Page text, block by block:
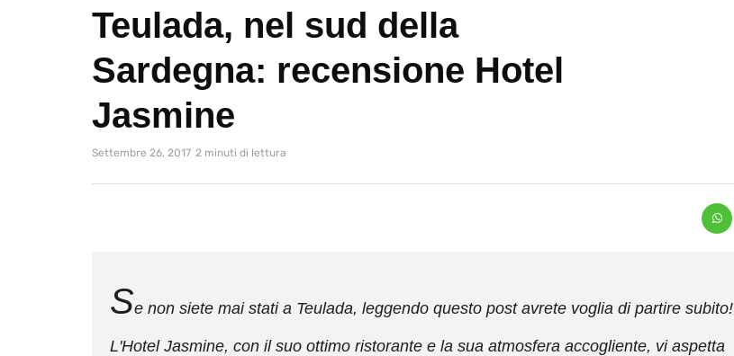
Teulada, nel sud della
Sardegna: recensione Hotel
Jasmine
Settembre 26, 2017 2 minuti di lettura
Se non siete mai stati a Teulada, leggendo questo post avrete voglia di partire subito!
L'Hotel Jasmine, con il suo ottimo ristorante e la sua atmosfera accogliente, vi aspetta